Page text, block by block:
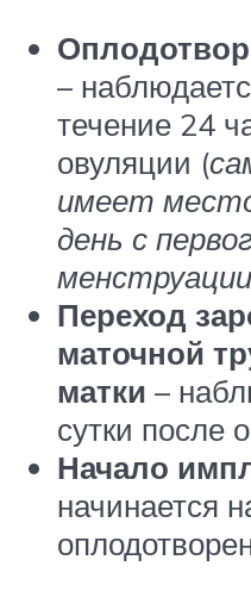
–
течение 24
овуляции (
имеет
день с
менструации
Переход
маточной
матки –
сутки после
Начало
начинается